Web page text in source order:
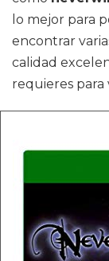
lo mejor para
encontrar
calidad
requieres para